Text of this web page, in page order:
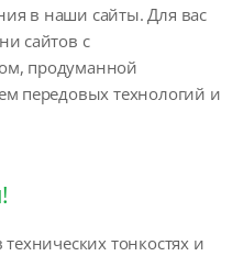
в наши сайты. Для вас
сайтов с
продуманной
передовых технологий и
тонкостях и